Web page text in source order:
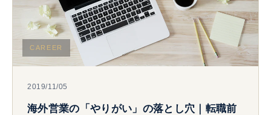
CAREER
2019/11/05
海外営業の「やりがい」の落とし穴｜転職前